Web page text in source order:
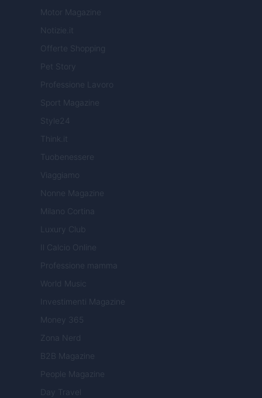
Motor Magazine
Notizie.it
Offerte Shopping
Pet Story
Professione Lavoro
Sport Magazine
Style24
Think.it
Tuobenessere
Viaggiamo
Nonne Magazine
Milano Cortina
Luxury Club
Il Calcio Online
Professione mamma
World Music
Investimenti Magazine
Money 365
Zona Nerd
B2B Magazine
People Magazine
Day Travel